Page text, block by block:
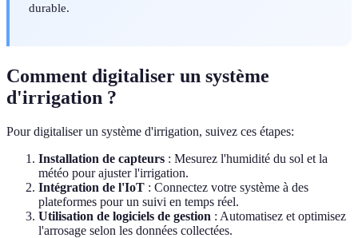
durable.
Comment digitaliser un système
d'irrigation ?
Pour digitaliser un système d'irrigation, suivez ces étapes:
Installation de capteurs : Mesurez l'humidité du sol et la
météo pour ajuster l'irrigation.
Intégration de l'IoT : Connectez votre système à des
plateformes pour un suivi en temps réel.
Utilisation de logiciels de gestion : Automatisez et optimisez
l'arrosage selon les données collectées.